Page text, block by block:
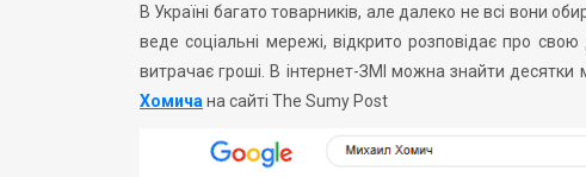
В Україні багато товарників, але далеко не всі вони
веде соціальні мережі, відкрито розповідає про
витрачає гроші. В інтернет-ЗМІ можна знайти десятки
Хомича на сайті The Sumy Post